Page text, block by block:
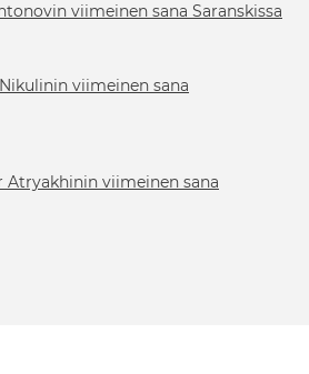
viimeinen sana Saranskissa
viimeinen sana
Atryakhinin viimeinen sana